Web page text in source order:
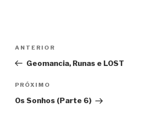
Post
Post
anterior
ANTERIOR
Geomancia, Runas e LOST
Próximo
post
PRÓXIMO
Os Sonhos (Parte 6)